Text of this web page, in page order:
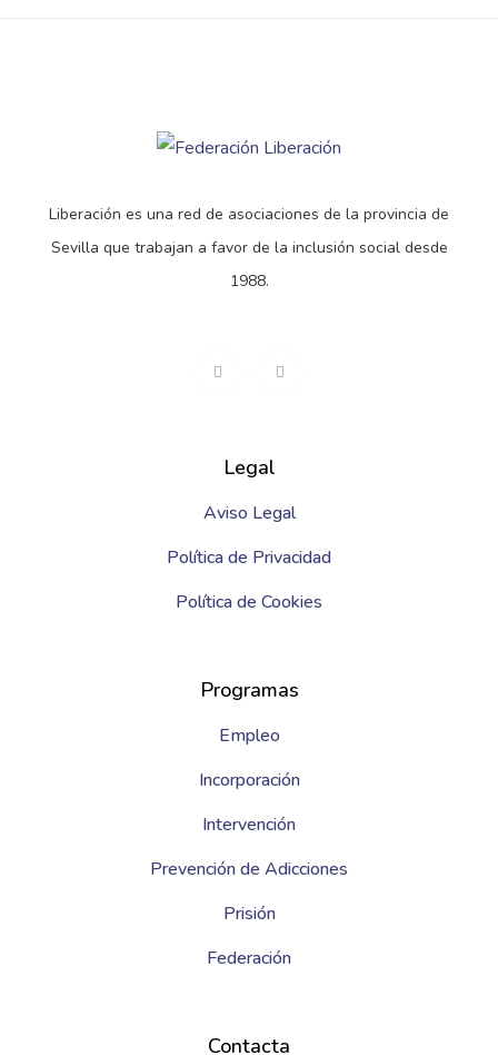
Liberación es una red de asociaciones de la provincia de
Sevilla que trabajan a favor de la inclusión social desde
1988.
Legal
Aviso Legal
Política de Privacidad
Política de Cookies
Programas
Empleo
Incorporación
Intervención
Prevención de Adicciones
Prisión
Federación
Contacta